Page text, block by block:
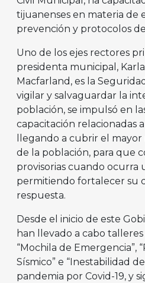
tijuanenses en materia de
prevención y protocolos
Uno de los ejes rectores
presidenta municipal,
Macfarland, es la
vigilar y salvaguardar la
población, se impulsó en
capacitación relacionadas
llegando a cubrir el
de la población, para que
provisorias cuando ocurra
permitiendo fortalecer su
respuesta.
Desde el inicio de este
han llevado a cabo
“Mochila de Emergencia”,
Sísmico” e “Inestabilidad
pandemia por Covid-19, y